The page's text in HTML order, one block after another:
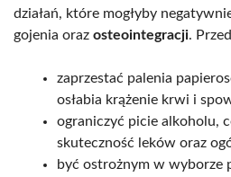
działań, które mogłyby
gojenia oraz osteointegracji.
zaprzestać palenia
osłabia krążenie krwi i
ograniczyć picie alkoholu,
skuteczność leków oraz
być ostrożnym w wyborze